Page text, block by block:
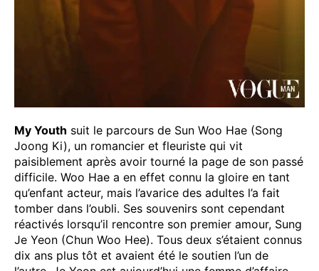
My Youth suit le parcours de Sun Woo Hae (Song
Joong Ki), un romancier et fleuriste qui vit
paisiblement après avoir tourné la page de son passé
difficile. Woo Hae a en effet connu la gloire en tant
qu’enfant acteur, mais l’avarice des adultes l’a fait
tomber dans l’oubli. Ses souvenirs sont cependant
réactivés lorsqu’il rencontre son premier amour, Sung
Je Yeon (Chun Woo Hee). Tous deux s’étaient connus
dix ans plus tôt et avaient été le soutien l’un de